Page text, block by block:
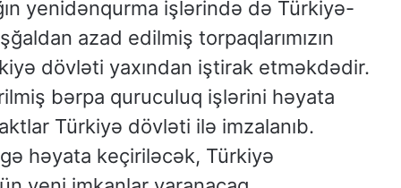
yenidənqurma işlərində də Türkiyə-
azad edilmiş torpaqlarımızın
dövləti yaxından iştirak etməkdədir.
bərpa quruculuq işlərini həyata
Türkiyə dövləti ilə imzalanıb.
həyata keçiriləcək, Türkiyə